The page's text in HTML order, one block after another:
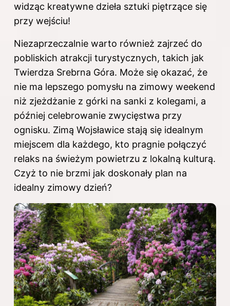
widząc kreatywne dzieła sztuki piętrzące się
przy wejściu!
Niezaprzeczalnie warto również zajrzeć do
pobliskich atrakcji turystycznych, takich jak
Twierdza Srebrna Góra. Może się okazać, że
nie ma lepszego pomysłu na zimowy weekend
niż zjeżdżanie z górki na sanki z kolegami, a
później celebrowanie zwycięstwa przy
ognisku. Zimą Wojsławice stają się idealnym
miejscem dla każdego, kto pragnie połączyć
relaks na świeżym powietrzu z lokalną kulturą.
Czyż to nie brzmi jak doskonały plan na
idealny zimowy dzień?